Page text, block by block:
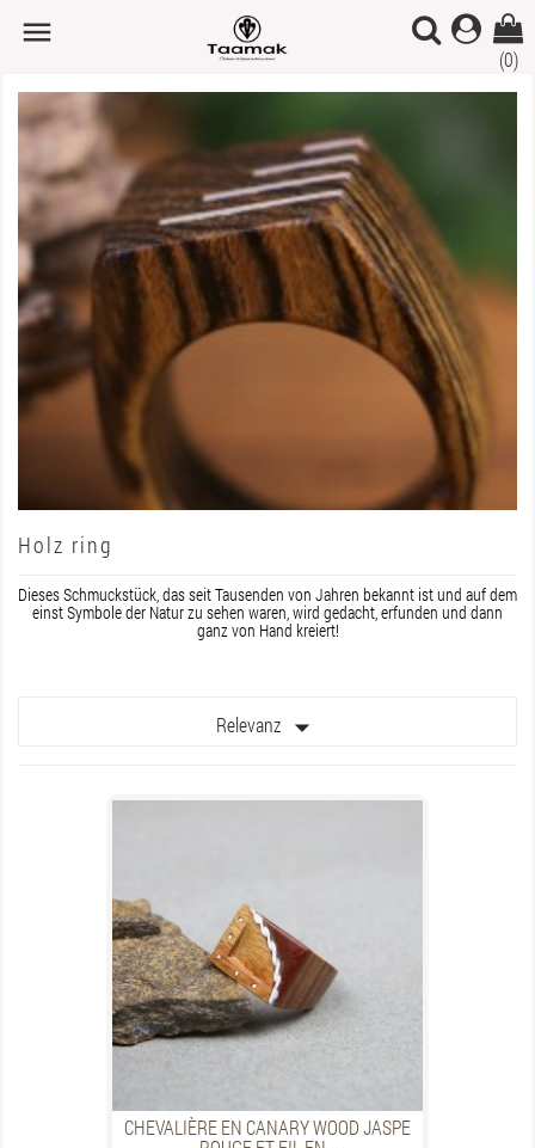

(0)
Holz ring
Dieses Schmuckstück, das seit Tausenden von Jahren bekannt ist und auf dem
einst Symbole der Natur zu sehen waren, wird gedacht, erfunden und dann
ganz von Hand kreiert!
Relevanz 
CHEVALIÈRE EN CANARY WOOD JASPE